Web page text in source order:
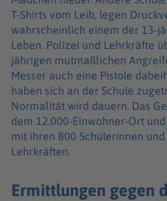
T-Shirts vom Leib, legen
wahrscheinlich einem der 13-
Leben. Polizei und Lehrkräfte
jährigen mutmaßlichen
Messer auch eine Pistole
haben sich an der Schule
Normalität wird dauern. Das
dem 12.000-Einwohner-Ort
mit ihren 800 Schülerinnen
Lehrkräften.
Ermittlungen gegen